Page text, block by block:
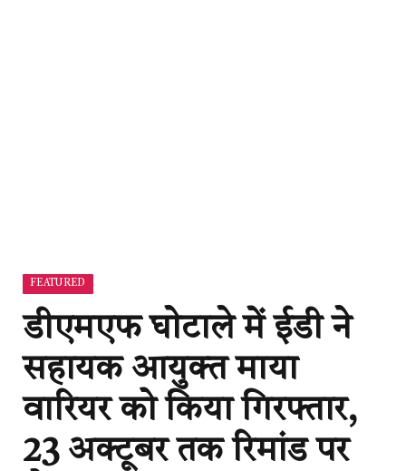
FEATURED
डीएमएफ घाेटाले में ईडी ने
सहायक आयुक्‍त माया
वारियर को किया ग‍िरफ्तार,
23 अक्टूबर तक र‍िमांड पर